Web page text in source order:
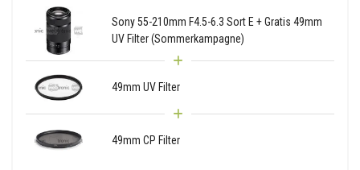
Sony 55-210mm F4.5-6.3 Sort E + Gratis 49mm
UV Filter (Sommerkampagne)
49mm UV Filter
49mm CP Filter